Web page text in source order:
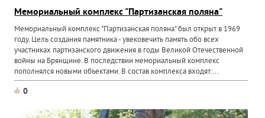
Мемориальный комплекс "Партизанская поляна"
Мемориальный комплекс "Партизанская поляна" был открыт в 1969
году. Цель создания памятника - увековечить память обо всех
участниках партизанского движения в годы Великой Отечественной
войны на Брянщине. В последствии мемориальный комплекс
пополнялся новыми объектами. В состав комплекса входят:...
0